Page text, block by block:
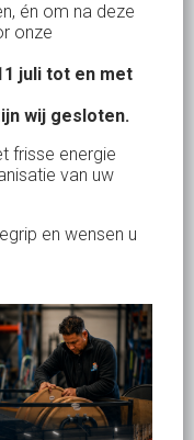
op
op
én om na deze
onze
juli tot en met
wij gesloten.
frisse energie
van uw
en wensen u